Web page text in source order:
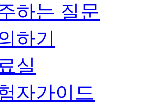
하는 질문
하기
실
자가이드